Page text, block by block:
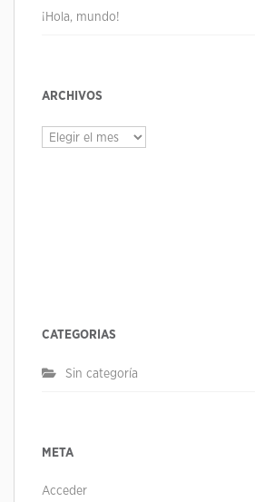
¡Hola, mundo!
ARCHIVOS
Archivos
CATEGORÍAS
Sin categoría
META
Acceder